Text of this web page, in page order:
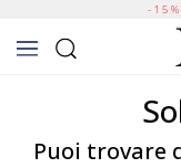
-15%
Puoi trovare